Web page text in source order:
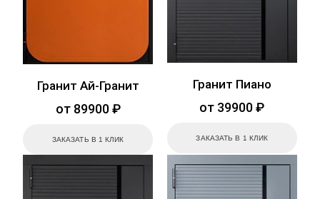
Гранит Ай-Гранит
от 89900 ₽
ЗАКАЗАТЬ В 1 КЛИК
Гранит Пиано
от 39900 ₽
ЗАКАЗАТЬ В 1 КЛИК